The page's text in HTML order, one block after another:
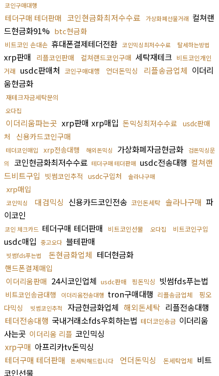
코인구매대행
테더구매 테더판매 코인현금화최저수수료 가상화폐선물거래 컬쳐랜
드현금화91% btc현금화
비트코인 손대손 휴대폰결제테더전환 코인믹싱최저수수료 탈세하는방법
xrp판매 리플코인판매 컬쳐랜드코인구매 세탁재테크 비트코인개인
거래 usdc판매처 코인구매대행 언더돈믹싱 리플송금업체 이더리
움현금화
재테크자금세탁문의
오다집
이더리움파는곳 xrp판매 xrp매입 돈믹싱최저수수료 usdc판매
처
신용카드코인구매
테더코인매입 xrp전송대행 해외돈믹싱 가상화폐자금현금화
검돈믹싱문
의
코인현금화최저수수료 테더구매 테더판매 usdc전송대행 컬쳐랜
드비트구입 빗썸코인추적 usdc구입처 솔라나구매
xrp매입
코인믹싱 대검믹싱 신용카드코인전송 코인돈세탁 솔라나구매 파
이코인
코인 체크카드 테더구매 테더판매 비트코인선물 오다집 비트코인구입
usdc매입 중고오다 블테판매
빗썸fds푸는법 돈현금화업체 테더현금화
핸드폰결제매입
이더리움판매 24시코인업체 usdc판매 핑돈믹싱 빗썸fds푸는법
비트코인송금대행 이더리움전송대행 tron구매대행 리플송금업체
핑오
다믹싱
빗썸코인추적 자금현금화업체 해외돈세탁 리플전송대행
테더전송대행 국내거래소fds우회하는법 테더코인송금 이더리움
사는곳 이더리움 리플 코인믹싱
xrp구매 아프리카tv돈믹싱
테더구매 테더판매
돈세탁해드립니다 언더돈믹싱 돈세탁업체 비트
코인선물